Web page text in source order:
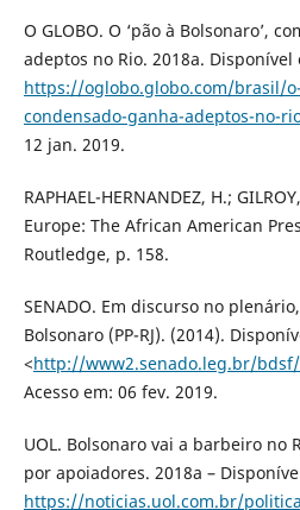
O GLOBO. O ‘pão à Bolsonaro’,
adeptos no Rio. 2018a. Disponível
https://oglobo.globo.com/brasil/
condensado-ganha-adeptos-no-
12 jan. 2019.
RAPHAEL-HERNANDEZ, H.;
Europe: The African American
Routledge, p. 158.
SENADO. Em discurso no
Bolsonaro (PP-RJ). (2014).
<http://www2.senado.leg.br/
Acesso em: 06 fev. 2019.
UOL. Bolsonaro vai a barbeiro no
por apoiadores. 2018a –
https://noticias.uol.com.br/